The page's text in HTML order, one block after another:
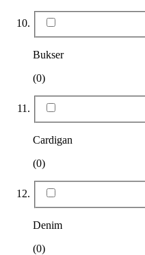
Bukser
(0)
Cardigan
(0)
Denim
(0)